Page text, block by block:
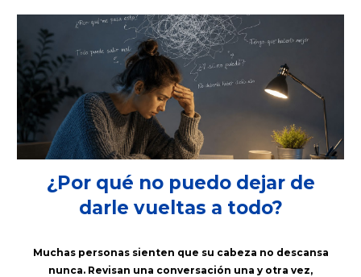
¿Por qué no puedo dejar de
darle vueltas a todo?
Muchas personas sienten que su cabeza no descansa
nunca. Revisan una conversación una y otra vez,